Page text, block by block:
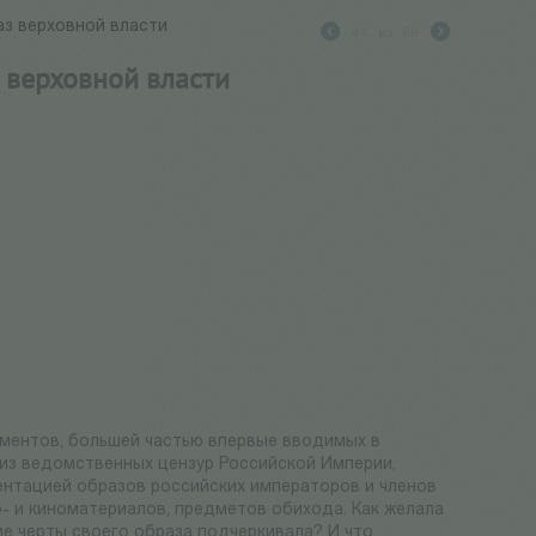
верховной власти
власти
большей частью впервые вводимых в
ведомственных цензур Российской Империи,
образов российских императоров и членов
и киноматериалов, предметов обихода. Как желала